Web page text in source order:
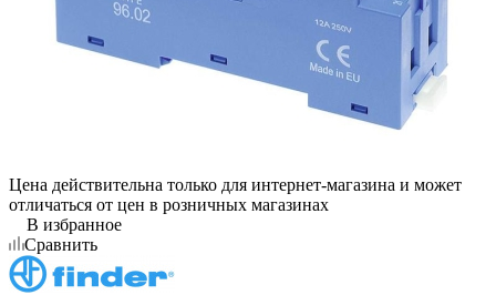
Цена действительна только для интернет-магазина и может
отличаться от цен в розничных магазинах
В избранное
Сравнить